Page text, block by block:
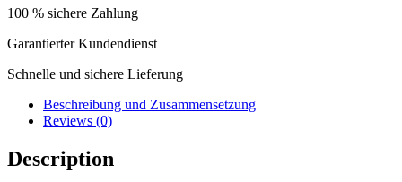
100 % sichere Zahlung
Garantierter Kundendienst
Schnelle und sichere Lieferung
Beschreibung und Zusammensetzung
Reviews (0)
Description